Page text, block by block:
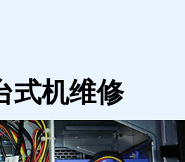
式机维修